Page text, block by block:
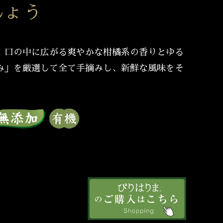
う
の中に広がる爽やかな柑橘系の香りとゆる
を厳選して全て手摘みし、新鮮な風味をそ